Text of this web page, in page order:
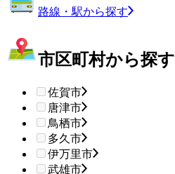
路線・駅から探す
市区町村から探す
佐賀市
唐津市
鳥栖市
多久市
伊万里市
武雄市